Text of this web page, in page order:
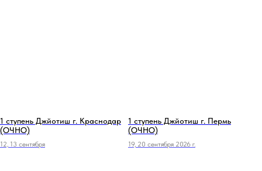
1 ступень Джйотиш г. Краснодар
(ОЧНО)
12, 13 сентября
1 ступень Джйотиш г. Пермь
(ОЧНО)
19, 20 сентября 2026 г.